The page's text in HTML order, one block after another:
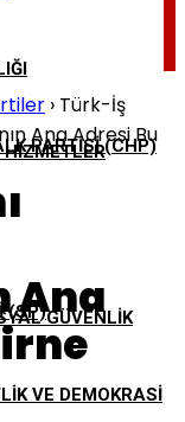
PARTISI (CHP)
(SP)
VE DEMOKRASI
GÜVENLIK
› Türk-İş
Ana Adresi Bu
Ana